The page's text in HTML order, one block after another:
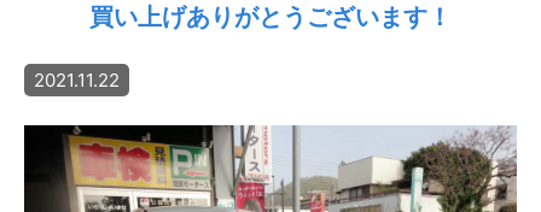
買い上げありがとうございます！
2021.11.22